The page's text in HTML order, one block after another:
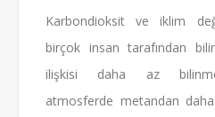
Karbondioksit ve iklim
birçok insan tarafından
ilişkisi daha az
atmosferde metandan